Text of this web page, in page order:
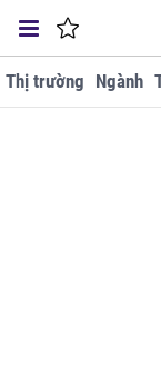
Thị trường Ngành